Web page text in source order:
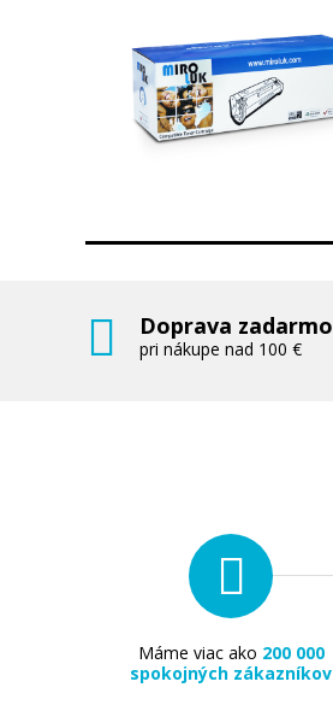
Doprava zadarmo
pri nákupe nad 100 €
Máme viac ako 200 000
spokojných zákazníkov